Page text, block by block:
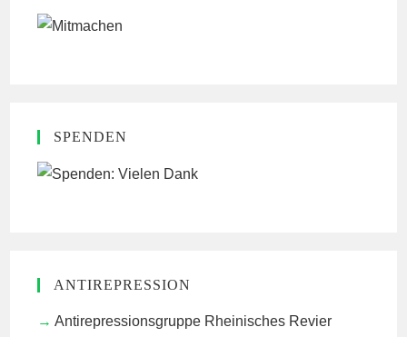
SPENDEN
ANTIREPRESSION
Antirepressionsgruppe Rheinisches Revier